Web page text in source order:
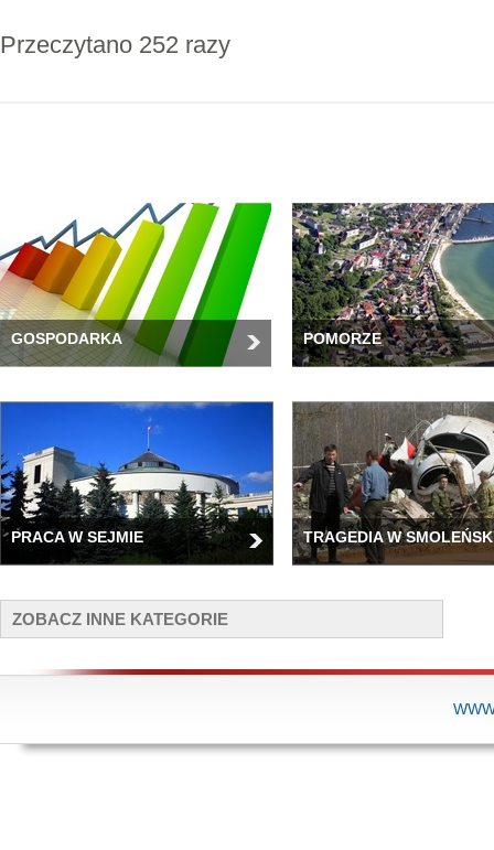
Przeczytano 252 razy
GOSPODARKA POMORZE
PRACA W SEJMIE TRAGEDIA W
ZOBACZ INNE KATEGORIE